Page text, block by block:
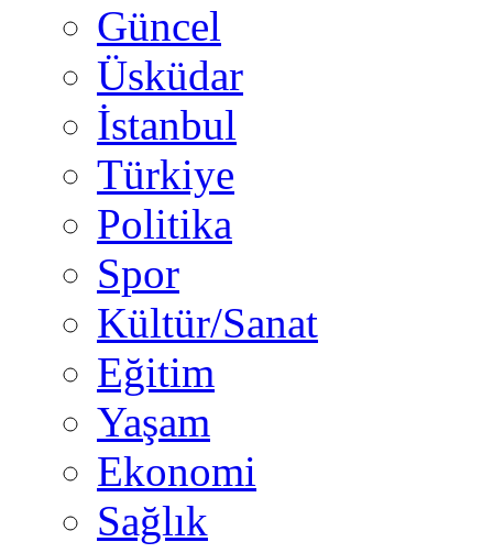
Güncel
Üsküdar
İstanbul
Türkiye
Politika
Spor
Kültür/Sanat
Eğitim
Yaşam
Ekonomi
Sağlık